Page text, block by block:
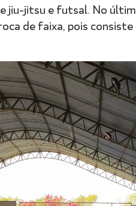
jiu-jitsu e futsal. No
de faixa, pois consiste